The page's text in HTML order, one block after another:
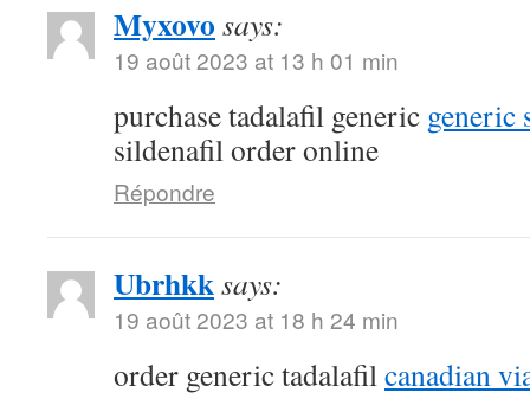
Myxovo says:
19 août 2023 at 13 h 01 min
purchase tadalafil generic generic
sildenafil order online
Répondre
Ubrhkksays:
19 août 2023 at 18 h 24 min
order generic tadalafilcanadian